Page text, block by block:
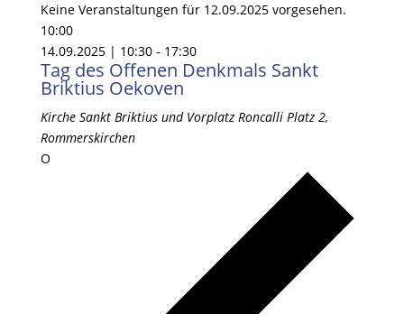
Keine Veranstaltungen für 12.09.2025 vorgesehen.
10:00
14.09.2025 | 10:30- 17:30
Tag des Offenen Denkmals Sankt
Briktius Oekoven
Kirche Sankt Briktius und Vorplatz Roncalli Platz 2,
Rommerskirchen
O